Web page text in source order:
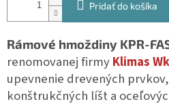
Pridať do košíka
Rámové hmoždiny KPR-
renomovanej firmyKlimas
upevnenie drevených
konštrukčných líšt a